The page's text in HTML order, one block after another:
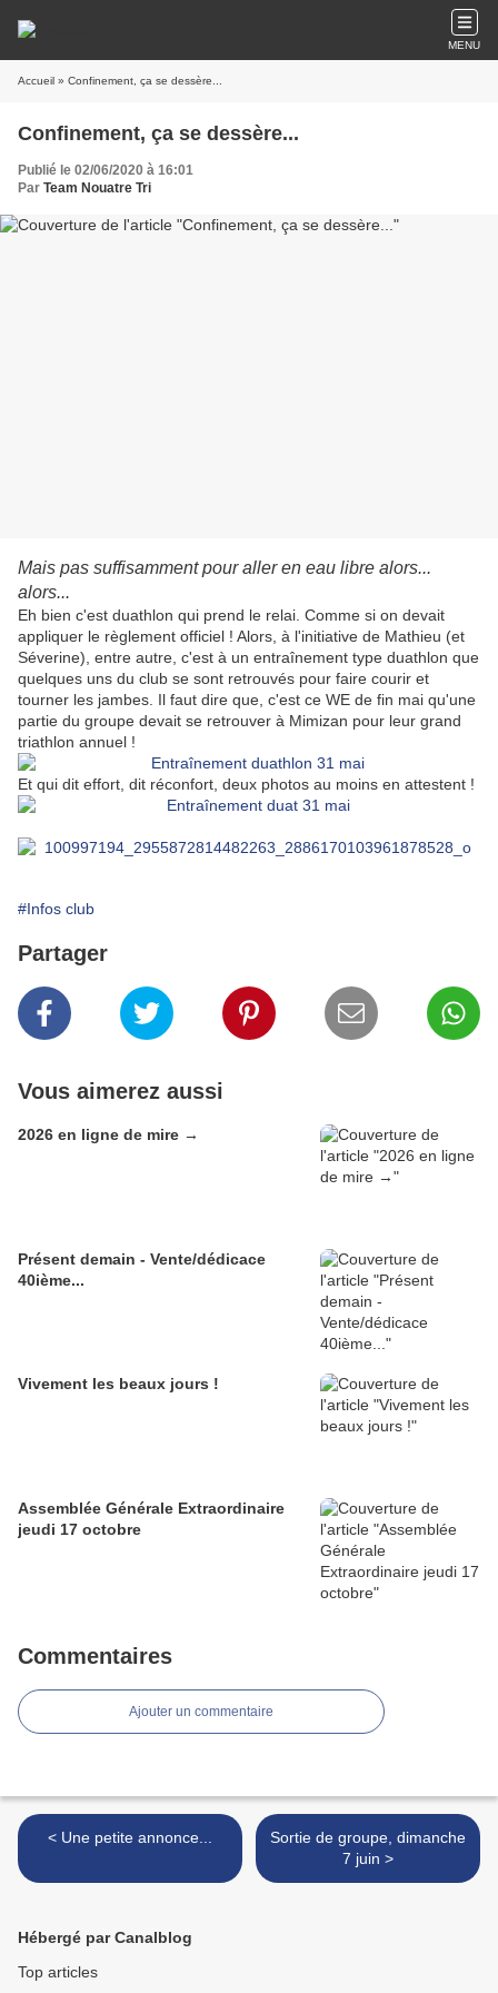
MENU
Accueil » Confinement, ça se dessère...
Confinement, ça se dessère...
Publié le 02/06/2020 à 16:01
Par Team Nouatre Tri
Mais pas suffisamment pour aller en eau libre alors...
alors...
Eh bien c'est duathlon qui prend le relai. Comme si on devait
appliquer le règlement officiel ! Alors, à l'initiative de Mathieu (et
Séverine), entre autre, c'est à un entraînement type duathlon que
quelques uns du club se sont retrouvés pour faire courir et
tourner les jambes. Il faut dire que, c'est ce WE de fin mai qu'une
partie du groupe devait se retrouver à Mimizan pour leur grand
triathlon annuel !
Et qui dit effort, dit réconfort, deux photos au moins en attestent !
#Infos club
Partager
Vous aimerez aussi
2026 en ligne de mire →
Présent demain - Vente/dédicace
40ième...
Vivement les beaux jours !
Assemblée Générale Extraordinaire
jeudi 17 octobre
Commentaires
Ajouter un commentaire
< Une petite annonce...
Sortie de groupe, dimanche
7 juin >
Hébergé par Canalblog
Top articles